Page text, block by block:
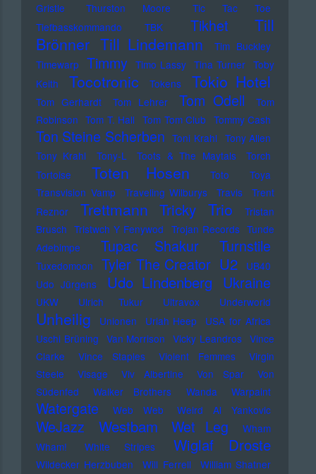
Gristle
Thurston Moore
Tic Tac Toe
Tiefbasskommando TBK
Tikhet
Till
Brönner Till Lindemann
Tim Buckley
Timewarp Timmy Timo Lassy Tina Turner Toby
Keith
Tocotronic Tokens Tokio Hotel
Tom Gerhardt Tom Lehrer Tom Odell
Tom
Robinson Tom T. Hall Tom Tom Club Tommy Cash
Ton Steine Scherben Toni Krahl Tony Allen
Tony Krahl
Tony-L Toots & The Maytals
Torch
Tortoise
Toten Hosen Toto
Toya
Transvision Vamp
Traveling Wilburys Travis
Trent
Reznor
Trettmann Tricky Trio
Tristan
Brusch Tristwch Y Fenywod Trojan Records Tunde
Adebimpe
Tupac Shakur Turnstile
Tuxedomoon Tyler The Creator U2
UB40
Udo Jürgens
Udo Lindenberg Ukraine
UKW Ulrich Tukur Ultravox Underworld
Unheilig Unionen Uriah Heep
USA for Africa
Uschi Brüning Van Morrison Vicky Leandros Vince
Clarke
Vince Staples Violent Femmes
Virgin
Steele
Visage Viv Albertine Von Spar
Von
Südenfed
Walker Brothers Wanda Warpaint
Watergate Web Web Weird Al Yankovic
WeJazz Westbam Wet Leg
Wham
Wham!
White Stripes Wiglaf Droste
Wildecker Herzbuben Will Ferrell
William Shatner